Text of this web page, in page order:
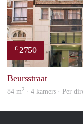
€ 2750
Beursstraat
84 m2 · 4 kamers · Per